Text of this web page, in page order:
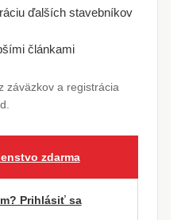
ďalších stavebníkov
článkami
záväzkov a registrácia
zdarma
Prihlásiť sa